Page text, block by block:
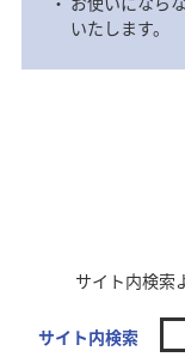
いたします。
サイト内検索
サイト内検索